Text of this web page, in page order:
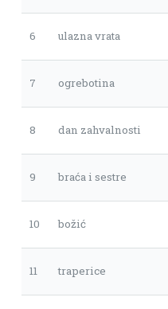
6 ulazna vrata
7 ogrebotina
8 dan zahvalnosti
9 braća i sestre
10 božić
11 traperice